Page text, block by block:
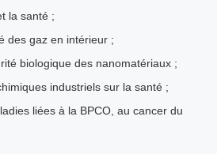
la santé ;
des gaz en intérieur ;
biologique des nanomatériaux ;
industriels sur la santé ;
liées à la BPCO, au cancer du